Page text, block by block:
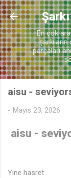
En çok
parçaları
aisu -
- Mayıs 23, 2026
aisu -
Yine hasret